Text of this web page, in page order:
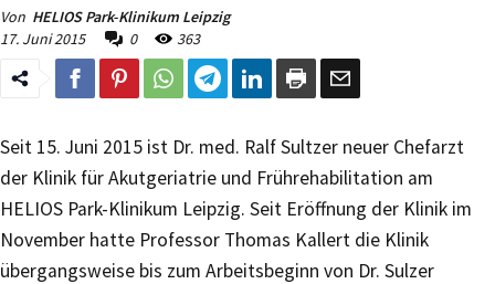
Von HELIOS Park-Klinikum Leipzig
17. Juni 2015
0 363
Seit 15. Juni 2015 ist Dr. med. Ralf Sultzer neuer Chefarzt
der Klinik für Akutgeriatrie und Frührehabilitation am
HELIOS Park-Klinikum Leipzig. Seit Eröffnung der Klinik im
November hatte Professor Thomas Kallert die Klinik
übergangsweise bis zum Arbeitsbeginn von Dr. Sulzer